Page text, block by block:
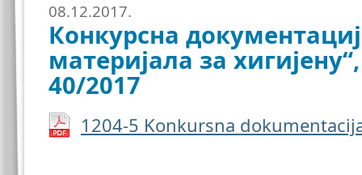
08.12.2017.
Конкурсна
материјала за
40/2017
1204-5 Konkursna